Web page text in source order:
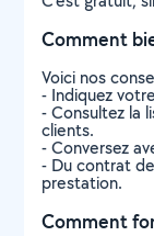
Comment
Voici nos
- Indiquez
- Consultez la
clients.
- Conversez
- Du contrat
prestation.
Comment